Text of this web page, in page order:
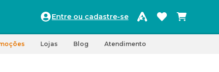
Entre ou cadastre-se
Lojas Blog Atendimento